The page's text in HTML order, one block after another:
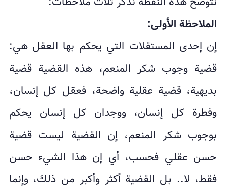
الملاحظة الأولى:
إن إحدى المستقلات التي يحكم بها العقل هي:
قضية وجوب شكر المنعم، هذه القضية قضية
بديهية، قضية عقلية واضحة، فعقل كل إنسان،
وفطرة كل إنسان، ووجدان كل إنسان يحكم
بوجوب شكر المنعم، إن القضية ليست قضية
حسن عقلي فحسب، أي إن هذا الشيء حسن
فقط، لا.. بل القضية أكثر وأكبر من ذلك، وإنما